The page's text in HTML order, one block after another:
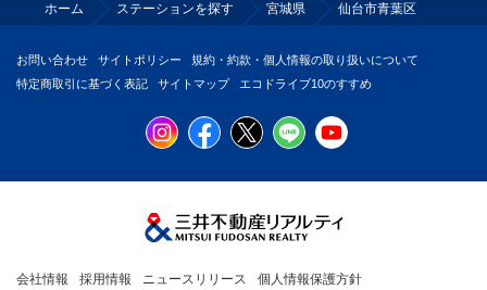
ホーム ステーションを探す 宮城県 仙台市青葉区
お問い合わせ サイトポリシー
規約・約款・個人情報の取り扱いについて
特定商取引に基づく表記
サイトマップ エコドライブ10のすすめ
会社情報 採用情報 ニュースリリース 個人情報保護方針